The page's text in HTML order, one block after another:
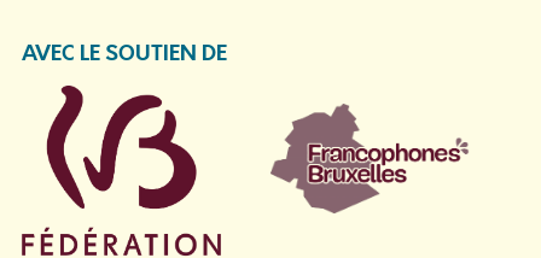
AVEC LE SOUTIEN DE